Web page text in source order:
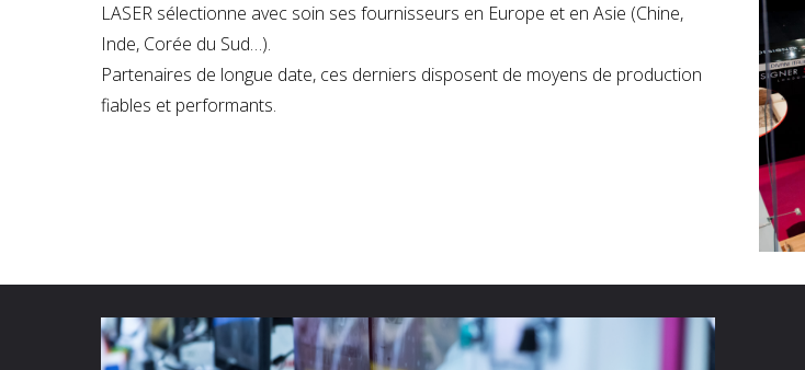
LASER sélectionne avec soin ses fournisseurs en Europe et en Asie (Chine,
Inde, Corée du Sud…).
Partenaires de longue date, ces derniers disposent de moyens de production
fiables et performants.